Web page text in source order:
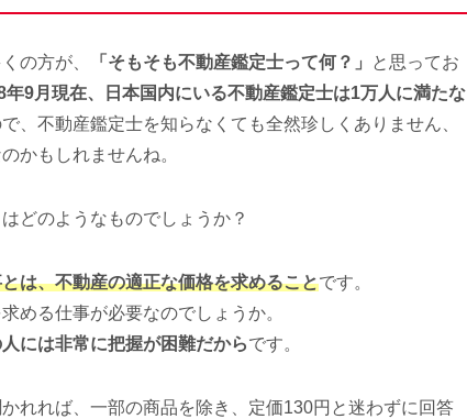
の方が、 「そもそも不動産鑑定士って何？」
と思ってお
年9月現在、日本国内にいる不動産鑑定士は1万人に満たな
、不動産鑑定士を知らなくても全然珍しくありません、
かもしれませんね。
どのようなものでしょうか？
は、不動産の適正な価格を求めることです。
める仕事が必要なのでしょうか。
には非常に把握が困難だからです。
れれば、一部の商品を除き、定価130円と迷わずに回答